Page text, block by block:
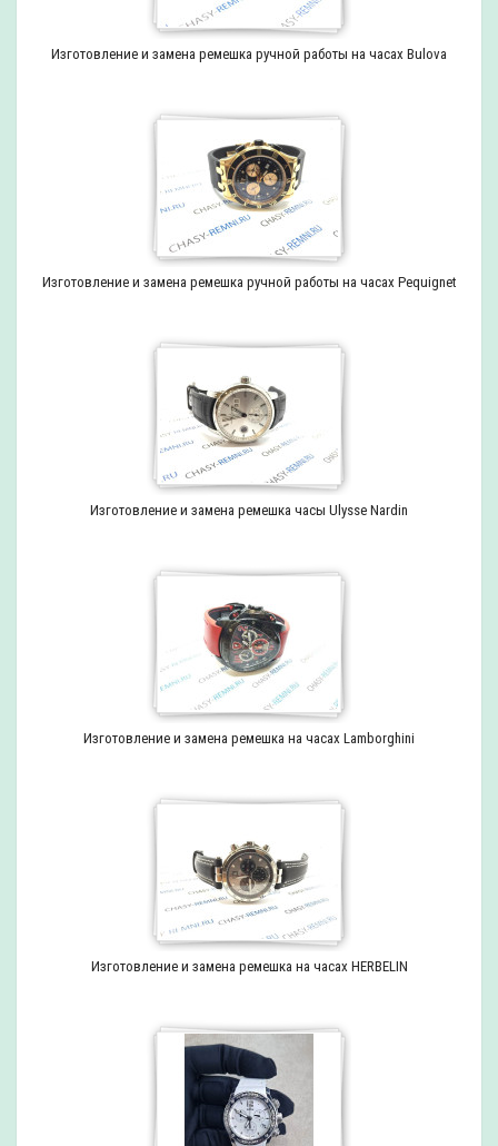
Изготовление и замена ремешка ручной работы на часах Bulova
Изготовление и замена ремешка ручной работы на часах Pequignet
Изготовление и замена ремешка часы Ulysse Nardin
Изготовление и замена ремешка на часах Lamborghini
Изготовление и замена ремешка на часах HERBELIN